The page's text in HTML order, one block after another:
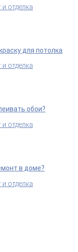
отделка
для потолка
отделка
обои?
отделка
в доме?
отделка